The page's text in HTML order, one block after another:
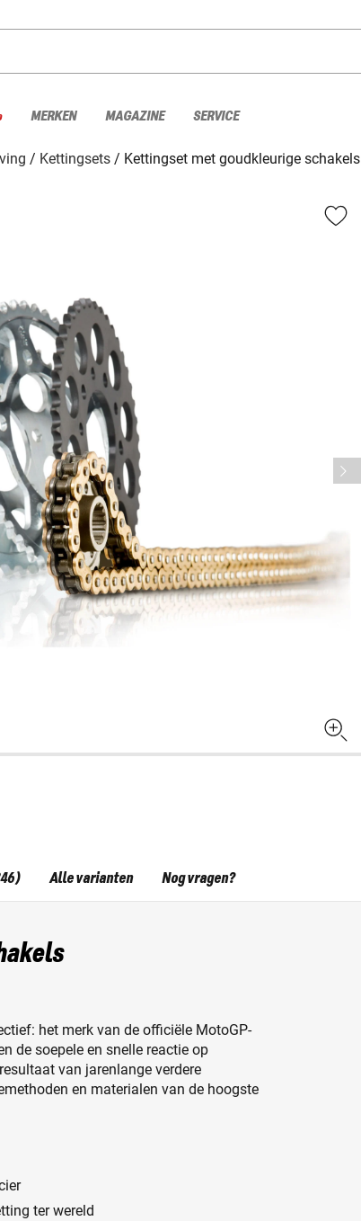
MERKEN MAGAZINE SERVICE
Kettingsets
Kettingset met goudkleurige schakels
het merk van de officiële MotoGP-
de soepele en snelle reactie op
van jarenlange verdere
en materialen van de hoogste
ter wereld
Alle varianten Nog vragen?